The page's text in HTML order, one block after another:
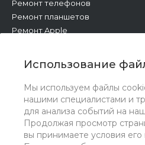
Использование
Мы используем файлы
нашими специалистами и
для анализа событий на
Продолжая просмотр
вы принимаете условия его
Ремонт телефонов
Ремонт планшетов
Ремонт Apple